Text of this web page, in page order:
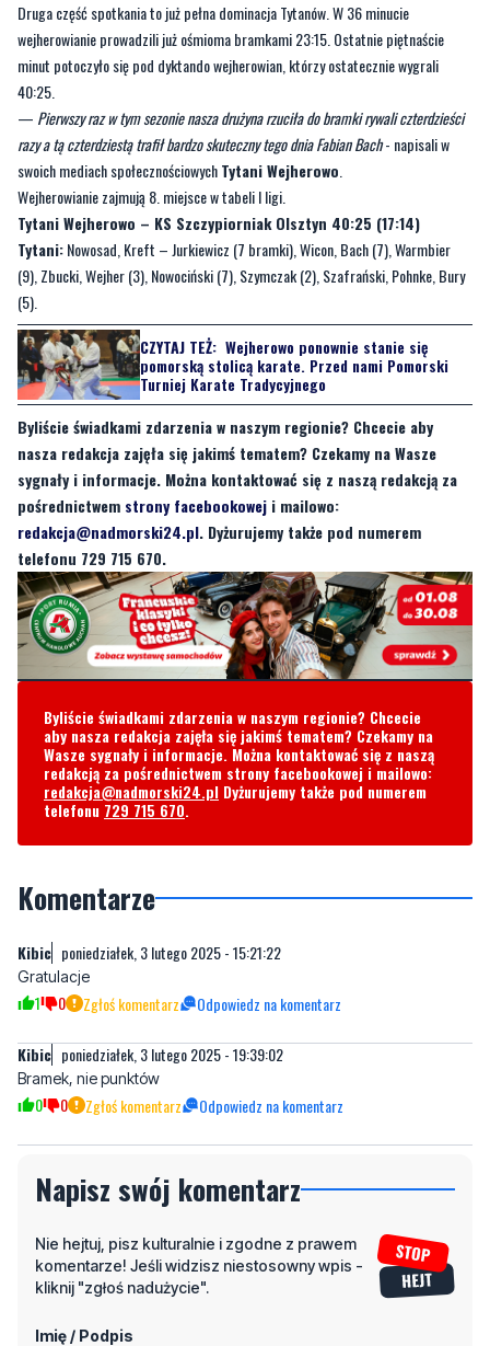
Druga część spotkania to już pełna dominacja Tytanów. W 36 minucie
wejherowianie prowadzili już ośmioma bramkami 23:15. Ostatnie piętnaście
minut potoczyło się pod dyktando wejherowian, którzy ostatecznie wygrali
40:25.
— Pierwszy raz w tym sezonie nasza drużyna rzuciła do bramki rywali czterdzieści
razy a tą czterdziestą trafił bardzo skuteczny tego dnia Fabian Bach- napisali w
swoich mediach społecznościowychTytani Wejherowo
Wejherowianie zajmują 8. miejsce w tabeli I ligi.
Tytani Wejherowo – KS Szczypiorniak Olsztyn 40:25 (17:14)
Tytani:Nowosad, Kreft – Jurkiewicz (7 bramki), Wicon, Bach (7), Warmbier
(9), Zbucki, Wejher (3), Nowociński (7), Szymczak (2), Szafrański, Pohnke, Bury
(5).
CZYTAJ TEŻ: Wejherowo ponownie stanie się
pomorską stolicą karate. Przed nami Pomorski
Turniej Karate Tradycyjnego
Byliście świadkami zdarzenia w naszym regionie? Chcecie aby
nasza redakcja zajęła się jakimś tematem? Czekamy na Wasze
sygnały i informacje. Można kontaktować się z naszą redakcją za
pośrednictwem strony facebookowej i mailowo:
redakcja@nadmorski24.pl. Dyżurujemy także pod numerem
telefonu 729 715 670.
Byliście świadkami zdarzenia w naszym regionie? Chcecie
aby nasza redakcja zajęła się jakimś tematem? Czekamy na
Wasze sygnały i informacje. Można kontaktować się z naszą
redakcją za pośrednictwem strony facebookowej i mailowo:
redakcja@nadmorski24.pl Dyżurujemy także pod numerem
telefonu 729 715 670.
Komentarze
Kibic poniedziałek, 3 lutego 2025 - 15:21:22
Gratulacje
1 0 Zgłoś komentarz Odpowiedz na komentarz
Kibic poniedziałek, 3 lutego 2025 - 19:39:02
Bramek, nie punktów
0 0 Zgłoś komentarz Odpowiedz na komentarz
Napisz swój komentarz
Nie hejtuj, pisz kulturalnie i zgodne z prawem
komentarze! Jeśli widzisz niestosowny wpis -
kliknij "zgłoś nadużycie".
Imię / Podpis